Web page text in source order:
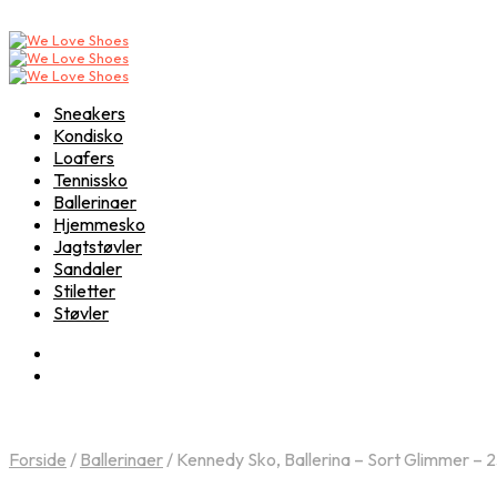
Sneakers
Kondisko
Loafers
Tennissko
Ballerinaer
Hjemmesko
Jagtstøvler
Sandaler
Stiletter
Støvler
Forside / Ballerinaer/ Kennedy Sko, Ballerina – Sort Glimmer –